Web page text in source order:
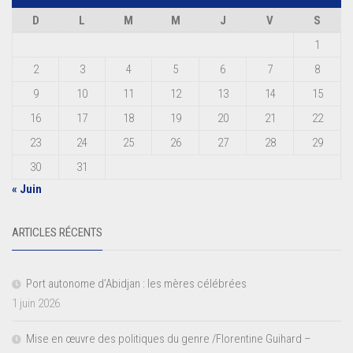
D
L M M J V
S
1
2
3 4 5 6 7
8
9
10 11 12 13 14
15
16
17 18 19 20 21
22
23
24 25 26 27 28
29
30
31
« Juin
ARTICLES RÉCENTS
Port autonome d’Abidjan : les mères célébrées
1 juin 2026
Mise en œuvre des politiques du genre /Florentine Guihard –